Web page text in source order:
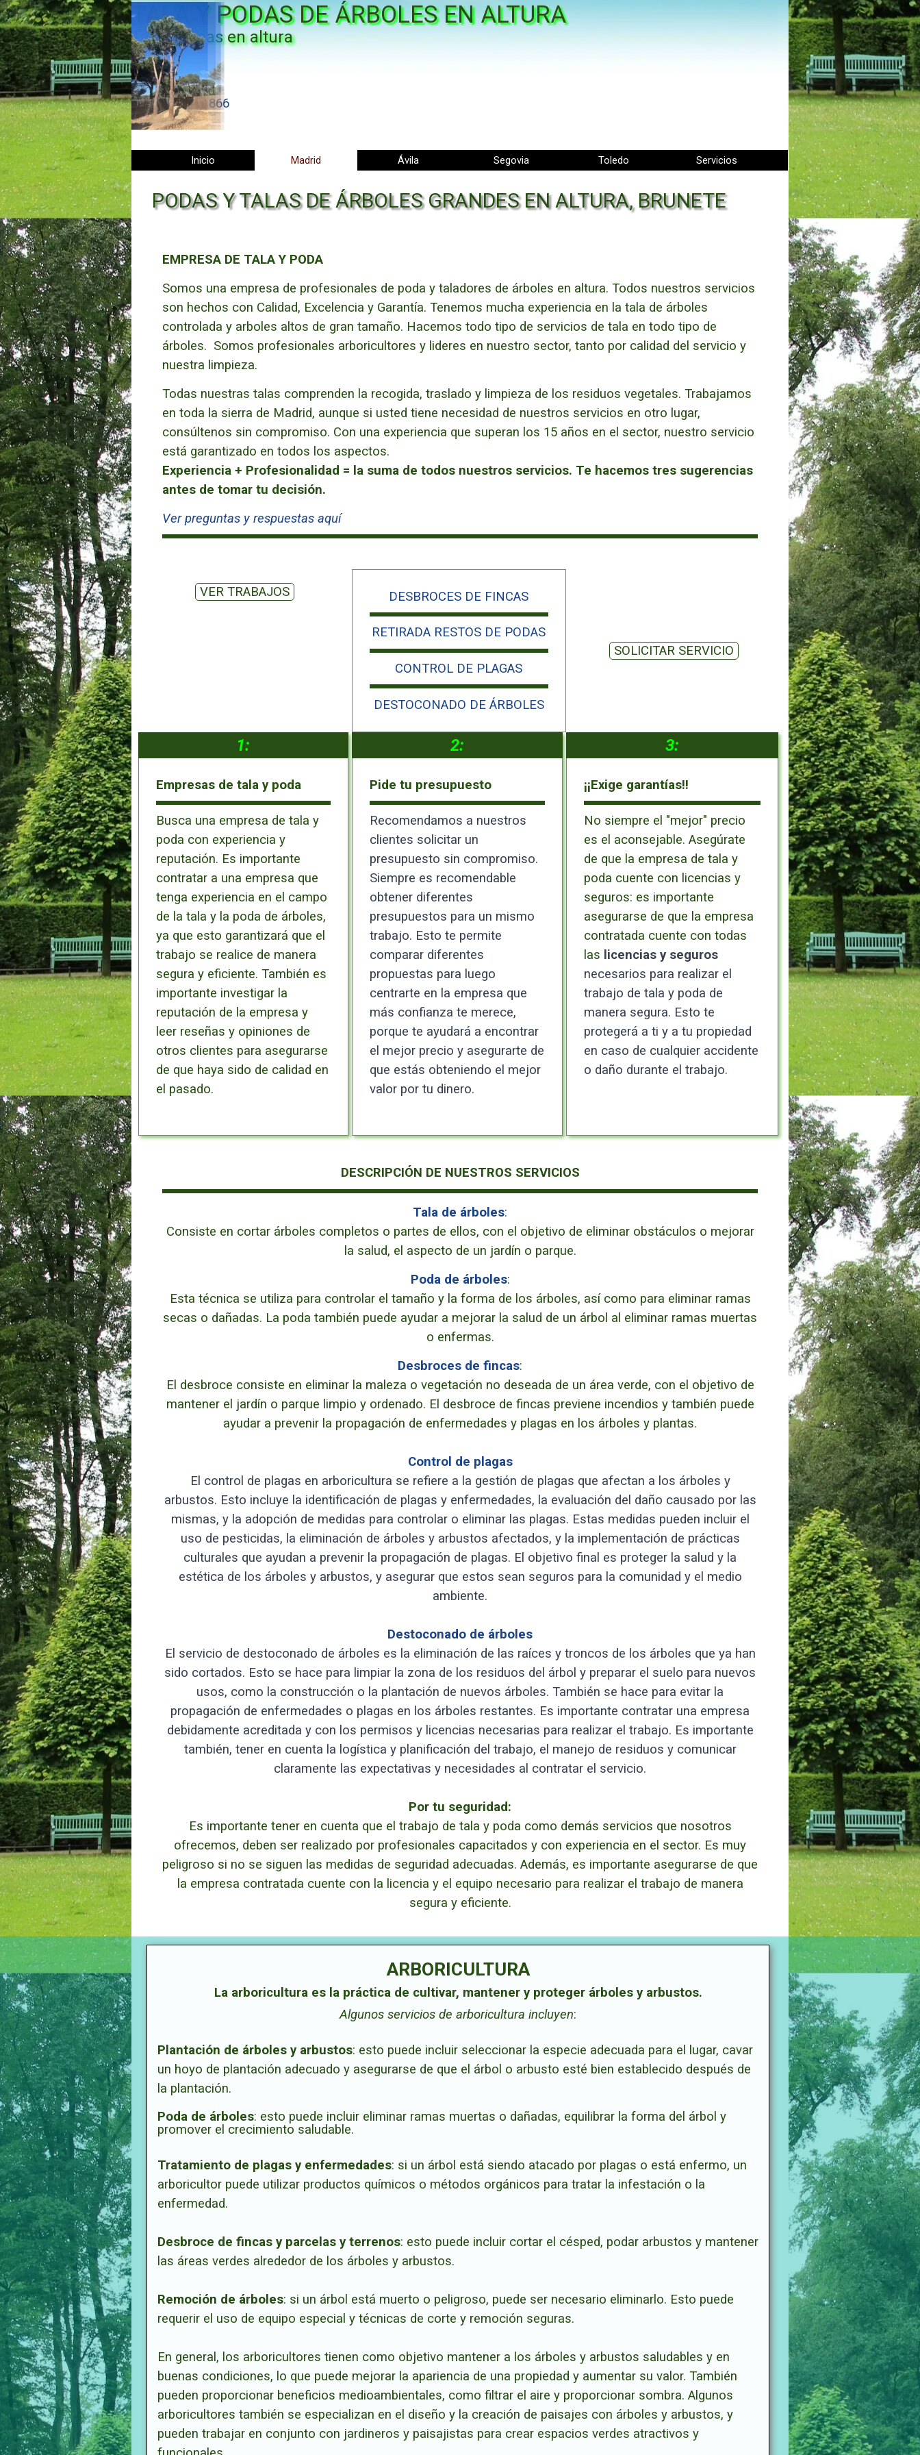
Vaya al Contenido
Madrid
601 904 866
TALA Y PODAS DE ÁRBOLES EN ALTURA
Tala y podas en altura
Saltar menú
Inicio Madrid ▼
Ávila ▼
Segovia ▼
Toledo ▼
Servicios ▼
PODAS Y TALAS DE ÁRBOLES GRANDES EN ALTURA, BRUNETE
EMPRESA DE TALA Y PODA
Somos una empresa de profesionales de poda y taladores de árboles en altura. Todos nuestros servicios
son hechos con Calidad, Excelencia y Garantía. Tenemos mucha experiencia en la tala de árboles
controlada y arboles altos de gran tamaño. Hacemos todo tipo de servicios de tala en todo tipo de
árboles. Somos profesionales arboricultores y lideres en nuestro sector, tanto por calidad del servicio y
nuestra limpieza.
Todas nuestras talas comprenden la recogida, traslado y limpieza de los residuos vegetales. Trabajamos
en toda la sierra de Madrid, aunque si usted tiene necesidad de nuestros servicios en otro lugar,
consúltenos sin compromiso. Con una experiencia que superan los 15 años en el sector, nuestro servicio
está garantizado en todos los aspectos.
Experiencia + Profesionalidad = la suma de todos nuestros servicios. Te hacemos tres sugerencias
antes de tomar tu decisión.
Ver preguntas y respuestas aquí
SOLICITAR SERVICIO
VER TRABAJOS DESBROCES DE FINCAS
RETIRADA RESTOS DE PODAS
CONTROL DE PLAGAS
DESTOCONADO DE ÁRBOLES
1:
Empresas de tala y poda
Busca una empresa de tala y
poda con experiencia y
reputación. Es importante
contratar a una empresa que
tenga experiencia en el campo
de la tala y la poda de árboles,
ya que esto garantizará que el
trabajo se realice de manera
segura y eficiente. También es
importante investigar la
reputación de la empresa y
leer reseñas y opiniones de
otros clientes para asegurarse
de que haya sido de calidad en
el pasado.
2:
Pide tu presupuesto
Recomendamos a nuestros
clientes solicitar un
presupuesto sin compromiso.
Siempre es recomendable
obtener diferentes
presupuestos para un mismo
trabajo. Esto te permite
comparar diferentes
propuestas para luego
centrarte en la empresa que
más confianza te merece,
porque te ayudará a encontrar
el mejor precio y asegurarte de
que estás obteniendo el mejor
valor por tu dinero.
3:
¡¡Exige garantías!!
No siempre el "mejor" precio
es el aconsejable. Asegúrate
de que la empresa de tala y
poda cuente con licencias y
seguros: es importante
asegurarse de que la empresa
contratada cuente con todas
las licencias y seguros
necesarios para realizar el
trabajo de tala y poda de
manera segura. Esto te
protegerá a ti y a tu propiedad
en caso de cualquier accidente
o daño durante el trabajo.
DESCRIPCIÓN DE NUESTROS SERVICIOS
Tala de árboles:
Consiste en cortar árboles completos o partes de ellos, con el objetivo de eliminar obstáculos o mejorar
la salud, el aspecto de un jardín o parque.
Poda de árboles:
Esta técnica se utiliza para controlar el tamaño y la forma de los árboles, así como para eliminar ramas
secas o dañadas. La poda también puede ayudar a mejorar la salud de un árbol al eliminar ramas muertas
o enfermas.
Desbroces de fincas:
El desbroce consiste en eliminar la maleza o vegetación no deseada de un área verde, con el objetivo de
mantener el jardín o parque limpio y ordenado. El desbroce de fincas previene incendios y también puede
ayudar a prevenir la propagación de enfermedades y plagas en los árboles y plantas.
Control de plagas
El control de plagas en arboricultura se refiere a la gestión de plagas que afectan a los árboles y
arbustos. Esto incluye la identificación de plagas y enfermedades, la evaluación del daño causado por las
mismas, y la adopción de medidas para controlar o eliminar las plagas. Estas medidas pueden incluir el
uso de pesticidas, la eliminación de árboles y arbustos afectados, y la implementación de prácticas
culturales que ayudan a prevenir la propagación de plagas. El objetivo final es proteger la salud y la
estética de los árboles y arbustos, y asegurar que estos sean seguros para la comunidad y el medio
ambiente.
Destoconado de árboles
El servicio de destoconado de árboles es la eliminación de las raíces y troncos de los árboles que ya han
sido cortados. Esto se hace para limpiar la zona de los residuos del árbol y preparar el suelo para nuevos
usos, como la construcción o la plantación de nuevos árboles. También se hace para evitar la
propagación de enfermedades o plagas en los árboles restantes. Es importante contratar una empresa
debidamente acreditada y con los permisos y licencias necesarias para realizar el trabajo. Es importante
también, tener en cuenta la logística y planificación del trabajo, el manejo de residuos y comunicar
claramente las expectativas y necesidades al contratar el servicio.
Por tu seguridad:
Es importante tener en cuenta que el trabajo de tala y poda como demás servicios que nosotros
ofrecemos, deben ser realizado por profesionales capacitados y con experiencia en el sector. Es muy
peligroso si no se siguen las medidas de seguridad adecuadas. Además, es importante asegurarse de que
la empresa contratada cuente con la licencia y el equipo necesario para realizar el trabajo de manera
segura y eficiente.
ARBORICULTURA
La arboricultura es la práctica de cultivar, mantener y proteger árboles y arbustos.
Algunos servicios de arboricultura incluyen:
Plantación de árboles y arbustos: esto puede incluir seleccionar la especie adecuada para el lugar, cavar
un hoyo de plantación adecuado y asegurarse de que el árbol o arbusto esté bien establecido después de
la plantación.
Poda de árboles: esto puede incluir eliminar ramas muertas o dañadas, equilibrar la forma del árbol y
promover el crecimiento saludable.
Tratamiento de plagas y enfermedades: si un árbol está siendo atacado por plagas o está enfermo, un
arboricultor puede utilizar productos químicos o métodos orgánicos para tratar la infestación o la
enfermedad.
Desbroce de fincas y parcelas y terrenos: esto puede incluir cortar el césped, podar arbustos y mantener
las áreas verdes alrededor de los árboles y arbustos.
Remoción de árboles: si un árbol está muerto o peligroso, puede ser necesario eliminarlo. Esto puede
requerir el uso de equipo especial y técnicas de corte y remoción seguras.
En general, los arboricultores tienen como objetivo mantener a los árboles y arbustos saludables y en
buenas condiciones, lo que puede mejorar la apariencia de una propiedad y aumentar su valor. También
pueden proporcionar beneficios medioambientales, como filtrar el aire y proporcionar sombra. Algunos
arboricultores también se especializan en el diseño y la creación de paisajes con árboles y arbustos, y
pueden trabajar en conjunto con jardineros y paisajistas para crear espacios verdes atractivos y